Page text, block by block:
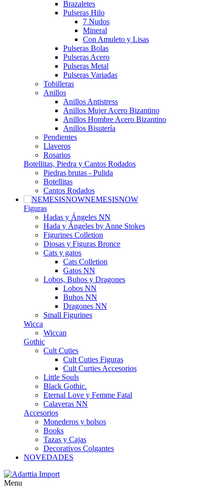
Brazaletes
Pulseras Hilo
7 Nudos
Mineral
Con Amuleto y Lisas
Pulseras Bolas
Pulseras Acero
Pulseras Metal
Pulseras Variadas
Tobilleras
Anillos
Anillos Antistress
Anillos Mujer Acero Bizantino
Anillos Hombre Acero Bizantino
Anillos Bisutería
Pendientes
Llaveros
Rosarios
Botellitas, Piedra y Cantos Rodados
Piedras brutas - Pulida
Botellitas
Cantos Rodados
NEMESISNOW
Figuras
Hadas y Ángeles NN
Hada y Ángeles by Anne Stokes
Figurines Colletion
Diosas y Figuras Bronce
Cats y gatos
Cats Colletion
Gatos NN
Lobos, Buhos y Dragones
Lobos NN
Buhos NN
Dragones NN
Small Figurines
Wicca
Wiccan
Gothic
Cult Cuties
Cult Cuties Figuras
Cult Curties Accesorios
Little Souls
Black Gothic.
Eternal Love y Femme Fatal
Calaveras NN
Accesorios
Monederos y bolsos
Books
Tazas y Cajas
Decorativos Colgantes
NOVEDADES
Menu